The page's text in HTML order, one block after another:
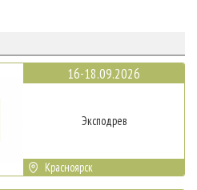
16-18.09.2026
Эксподрев
Красноярск